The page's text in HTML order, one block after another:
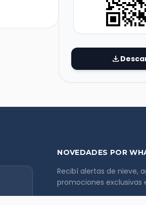
download
NOVEDADES POR
Recibí alertas de nieve,
promociones exclusivas